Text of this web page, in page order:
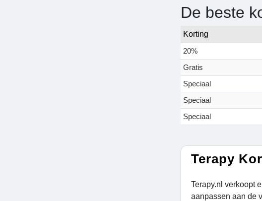
De beste
Korting
20%
Gratis
Speciaal
Speciaal
Speciaal
Terapy
Terapy.nl verkoopt
aanpassen aan de